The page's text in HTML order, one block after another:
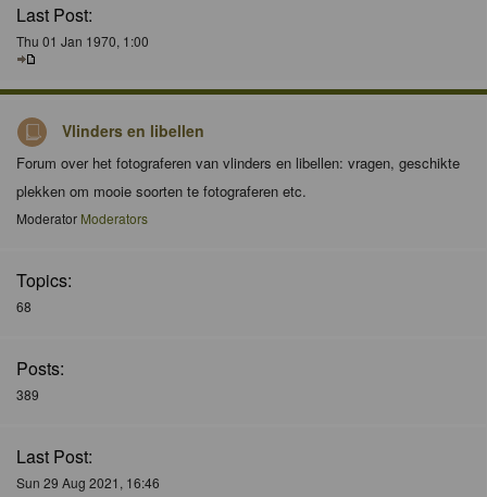
Last Post:
Thu 01 Jan 1970, 1:00
Vlinders en libellen
Forum over het fotograferen van vlinders en libellen: vragen, geschikte
plekken om mooie soorten te fotograferen etc.
Moderator Moderators
Topics:
68
Posts:
389
Last Post:
Sun 29 Aug 2021, 16:46